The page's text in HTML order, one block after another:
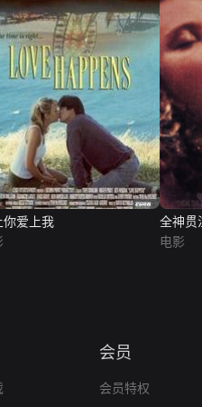
你爱上我
全神贯
电影
会员
会员特权